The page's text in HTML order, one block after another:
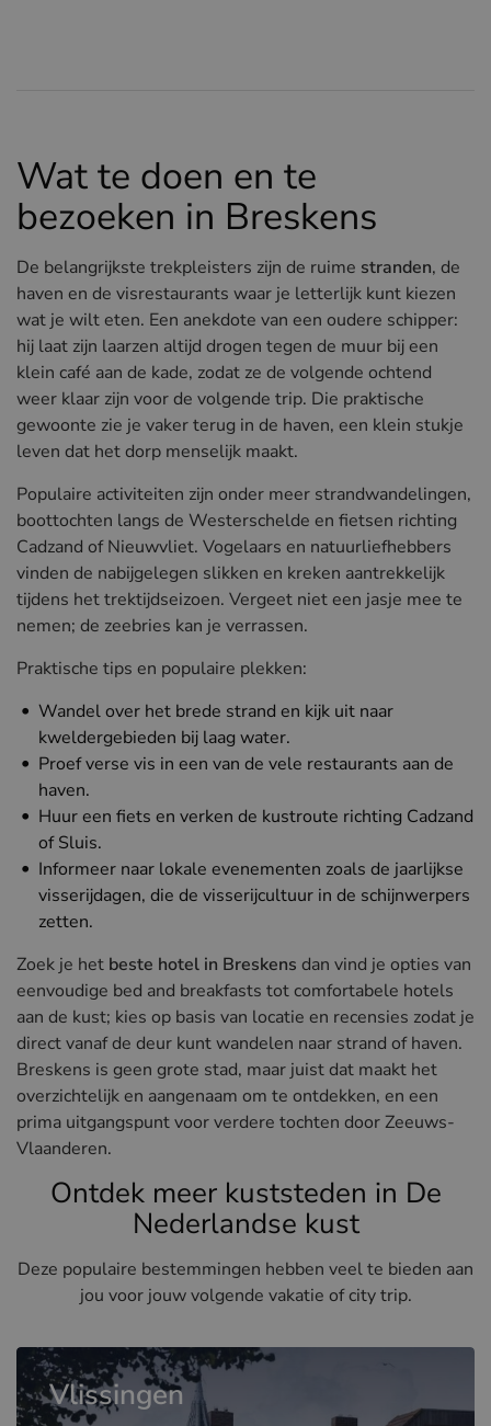
Wat te doen en te
bezoeken in Breskens
De belangrijkste trekpleisters zijn de ruime stranden, de
haven en de visrestaurants waar je letterlijk kunt kiezen
wat je wilt eten. Een anekdote van een oudere schipper:
hij laat zijn laarzen altijd drogen tegen de muur bij een
klein café aan de kade, zodat ze de volgende ochtend
weer klaar zijn voor de volgende trip. Die praktische
gewoonte zie je vaker terug in de haven, een klein stukje
leven dat het dorp menselijk maakt.
Populaire activiteiten zijn onder meer strandwandelingen,
boottochten langs de Westerschelde en fietsen richting
Cadzand of Nieuwvliet. Vogelaars en natuurliefhebbers
vinden de nabijgelegen slikken en kreken aantrekkelijk
tijdens het trektijdseizoen. Vergeet niet een jasje mee te
nemen; de zeebries kan je verrassen.
Praktische tips en populaire plekken:
Wandel over het brede strand en kijk uit naar
kweldergebieden bij laag water.
Proef verse vis in een van de vele restaurants aan de
haven.
Huur een fiets en verken de kustroute richting Cadzand
of Sluis.
Informeer naar lokale evenementen zoals de jaarlijkse
visserijdagen, die de visserijcultuur in de schijnwerpers
zetten.
Zoek je het beste hotel in Breskens dan vind je opties van
eenvoudige bed and breakfasts tot comfortabele hotels
aan de kust; kies op basis van locatie en recensies zodat je
direct vanaf de deur kunt wandelen naar strand of haven.
Breskens is geen grote stad, maar juist dat maakt het
overzichtelijk en aangenaam om te ontdekken, en een
prima uitgangspunt voor verdere tochten door Zeeuws-
Vlaanderen.
Ontdek meer kuststeden in De
Nederlandse kust
Deze populaire bestemmingen hebben veel te bieden aan
jou voor jouw volgende vakatie of city trip.
Vlissingen